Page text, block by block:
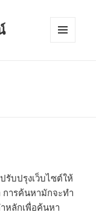
รับปรุงเว็บไซต์ให้
การค้นหามักจะทำ
หลักเพื่อค้นหา